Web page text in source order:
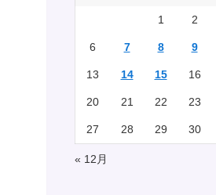
1 2
6 7 8 9
13 14 15 16
20 21 22 23
27 28 29 30
« 12月